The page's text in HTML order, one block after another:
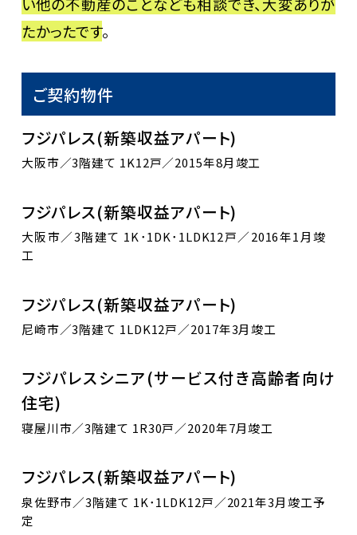
い他の不動産のことなども相談でき、大変ありが
たかったです。
ご契約物件
フジパレス(新築収益アパート)
大阪市／3階建て 1K12戸／2015年8月竣工
フジパレス(新築収益アパート)
大阪市／3階建て 1K･1DK･1LDK12戸／2016年1月竣
工
フジパレス(新築収益アパート)
尼崎市／3階建て 1LDK12戸／2017年3月竣工
フジパレスシニア(サービス付き高齢者向け
住宅)
寝屋川市／3階建て 1R30戸／2020年7月竣工
フジパレス(新築収益アパート)
泉佐野市／3階建て 1K･1LDK12戸／2021年3月竣工予
定